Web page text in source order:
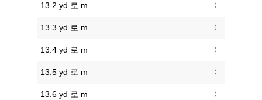
13.2 yd 로 m
13.3 yd 로 m
13.4 yd 로 m
13.5 yd 로 m
13.6 yd 로 m